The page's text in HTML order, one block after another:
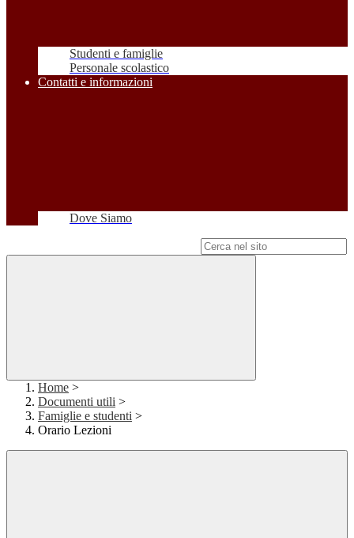
Studenti e famiglie
Personale scolastico
Contatti e informazioni
Dove Siamo
Home >
Documenti utili >
Famiglie e studenti >
Orario Lezioni